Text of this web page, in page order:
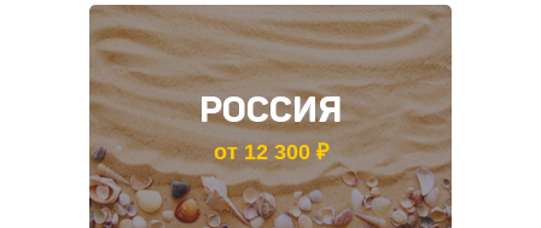
от 16 800 ₽
от 30 200 ₽
РОССИЯ
от 12 300 ₽